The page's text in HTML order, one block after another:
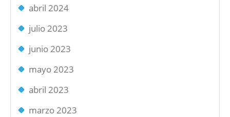
abril 2024
julio 2023
junio 2023
mayo 2023
abril 2023
marzo 2023